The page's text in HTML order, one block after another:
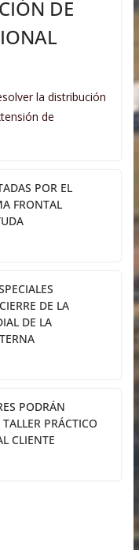
DE
la distribución
de
POR EL
FRONTAL
DE LA
DE LA
PODRÁN
PRÁCTICO
CLIENTE